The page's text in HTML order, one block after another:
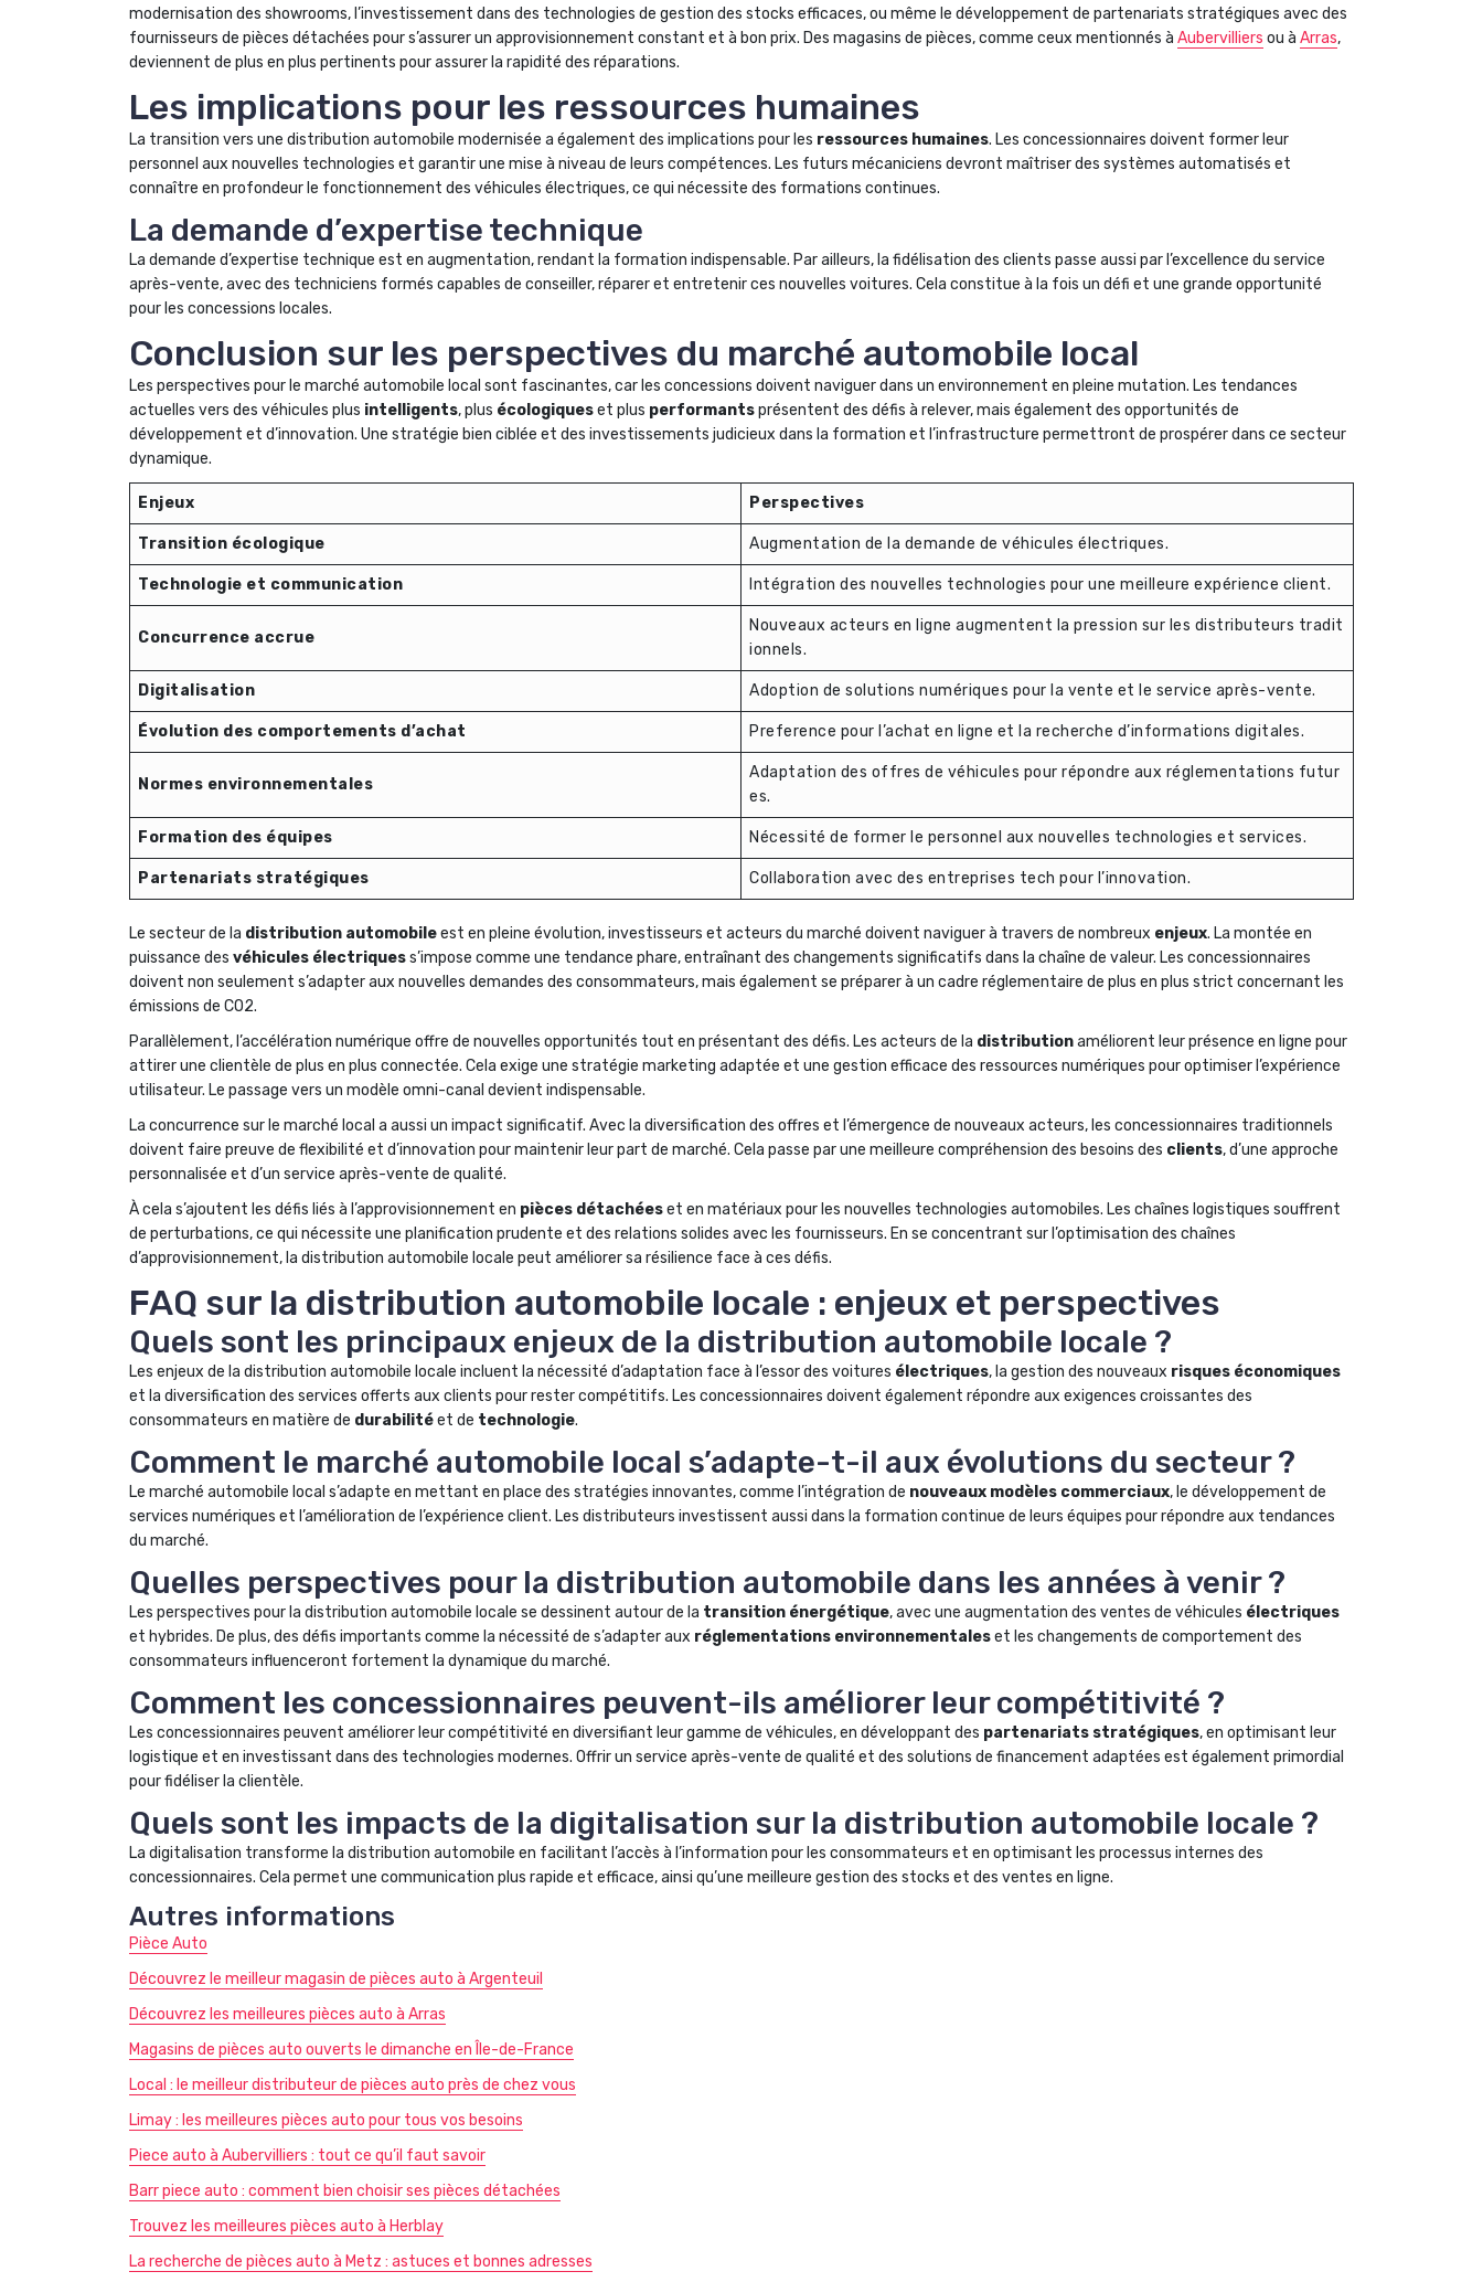
modernisation des showrooms, l’investissement dans des technologies de gestion des stocks efficaces, ou même le développement de partenariats stratégiques avec des
fournisseurs de pièces détachées pour s’assurer un approvisionnement constant et à bon prix. Des magasins de pièces, comme ceux mentionnés à Aubervilliers ou à Arras,
deviennent de plus en plus pertinents pour assurer la rapidité des réparations.
Les implications pour les ressources humaines
La transition vers une distribution automobile modernisée a également des implications pour les ressources humaines. Les concessionnaires doivent former leur
personnel aux nouvelles technologies et garantir une mise à niveau de leurs compétences. Les futurs mécaniciens devront maîtriser des systèmes automatisés et
connaître en profondeur le fonctionnement des véhicules électriques, ce qui nécessite des formations continues.
La demande d’expertise technique
La demande d’expertise technique est en augmentation, rendant la formation indispensable. Par ailleurs, la fidélisation des clients passe aussi par l’excellence du service
après-vente, avec des techniciens formés capables de conseiller, réparer et entretenir ces nouvelles voitures. Cela constitue à la fois un défi et une grande opportunité
pour les concessions locales.
Conclusion sur les perspectives du marché automobile local
Les perspectives pour le marché automobile local sont fascinantes, car les concessions doivent naviguer dans un environnement en pleine mutation. Les tendances
actuelles vers des véhicules plus intelligents, plus écologiqueset plus performantsprésentent des défis à relever, mais également des opportunités de
développement et d’innovation. Une stratégie bien ciblée et des investissements judicieux dans la formation et l’infrastructure permettront de prospérer dans ce secteur
dynamique.
Enjeux Perspectives
Transition écologique Augmentation de la demande de véhicules électriques.
Technologie et communication Intégration des nouvelles technologies pour une meilleure expérience client.
Concurrence accrue
Nouveaux acteurs en ligne augmentent la pression sur les distributeurs tradit
ionnels.
Digitalisation Adoption de solutions numériques pour la vente et le service après-vente.
Évolution des comportements d’achat Preference pour l’achat en ligne et la recherche d’informations digitales.
Normes environnementales
Adaptation des offres de véhicules pour répondre aux réglementations futur
es.
Formation des équipes Nécessité de former le personnel aux nouvelles technologies et services.
Partenariats stratégiques Collaboration avec des entreprises tech pour l’innovation.
Le secteur de la distribution automobileest en pleine évolution, investisseurs et acteurs du marché doivent naviguer à travers de nombreux enjeux. La montée en
puissance des véhicules électriquess’impose comme une tendance phare, entraînant des changements significatifs dans la chaîne de valeur. Les concessionnaires
doivent non seulement s’adapter aux nouvelles demandes des consommateurs, mais également se préparer à un cadre réglementaire de plus en plus strict concernant les
émissions de CO2.
Parallèlement, l’accélération numérique offre de nouvelles opportunités tout en présentant des défis. Les acteurs de la distributionaméliorent leur présence en ligne pour
attirer une clientèle de plus en plus connectée. Cela exige une stratégie marketing adaptée et une gestion efficace des ressources numériques pour optimiser l’expérience
utilisateur. Le passage vers un modèle omni-canal devient indispensable.
La concurrence sur le marché local a aussi un impact significatif. Avec la diversification des offres et l’émergence de nouveaux acteurs, les concessionnaires traditionnels
doivent faire preuve de flexibilité et d’innovation pour maintenir leur part de marché. Cela passe par une meilleure compréhension des besoins des clients, d’une approche
personnalisée et d’un service après-vente de qualité.
À cela s’ajoutent les défis liés à l’approvisionnement en pièces détachéeset en matériaux pour les nouvelles technologies automobiles. Les chaînes logistiques souffrent
de perturbations, ce qui nécessite une planification prudente et des relations solides avec les fournisseurs. En se concentrant sur l’optimisation des chaînes
d’approvisionnement, la distribution automobile locale peut améliorer sa résilience face à ces défis.
FAQ sur la distribution automobile locale : enjeux et perspectives
Quels sont les principaux enjeux de la distribution automobile locale ?
Les enjeux de la distribution automobile locale incluent la nécessité d’adaptation face à l’essor des voitures électriques, la gestion des nouveaux risques économiques
et la diversification des services offerts aux clients pour rester compétitifs. Les concessionnaires doivent également répondre aux exigences croissantes des
consommateurs en matière de durabilitéet de technologie.
Comment le marché automobile local s’adapte-t-il aux évolutions du secteur ?
Le marché automobile local s’adapte en mettant en place des stratégies innovantes, comme l’intégration de nouveaux modèles commerciaux, le développement de
services numériques et l’amélioration de l’expérience client. Les distributeurs investissent aussi dans la formation continue de leurs équipes pour répondre aux tendances
du marché.
Quelles perspectives pour la distribution automobile dans les années à venir ?
Les perspectives pour la distribution automobile locale se dessinent autour de la transition énergétique, avec une augmentation des ventes de véhicules électriques
et hybrides. De plus, des défis importants comme la nécessité de s’adapter aux réglementations environnementaleset les changements de comportement des
consommateurs influenceront fortement la dynamique du marché.
Comment les concessionnaires peuvent-ils améliorer leur compétitivité ?
Les concessionnaires peuvent améliorer leur compétitivité en diversifiant leur gamme de véhicules, en développant des partenariats stratégiques, en optimisant leur
logistique et en investissant dans des technologies modernes. Offrir un service après-vente de qualité et des solutions de financement adaptées est également primordial
pour fidéliser la clientèle.
Quels sont les impacts de la digitalisation sur la distribution automobile locale ?
La digitalisation transforme la distribution automobile en facilitant l’accès à l’information pour les consommateurs et en optimisant les processus internes des
concessionnaires. Cela permet une communication plus rapide et efficace, ainsi qu’une meilleure gestion des stocks et des ventes en ligne.
Autres informations
Pièce Auto
Découvrez le meilleur magasin de pièces auto à Argenteuil
Découvrez les meilleures pièces auto à Arras
Magasins de pièces auto ouverts le dimanche en Île-de-France
Local : le meilleur distributeur de pièces auto près de chez vous
Limay : les meilleures pièces auto pour tous vos besoins
Piece auto à Aubervilliers : tout ce qu’il faut savoir
Barr piece auto : comment bien choisir ses pièces détachées
Trouvez les meilleures pièces auto à Herblay
La recherche de pièces auto à Metz : astuces et bonnes adresses